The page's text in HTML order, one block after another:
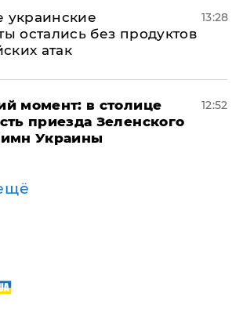
остались без продуктов
атак
13:28
момент: в столице
приезда Зеленского
Украины
12:52